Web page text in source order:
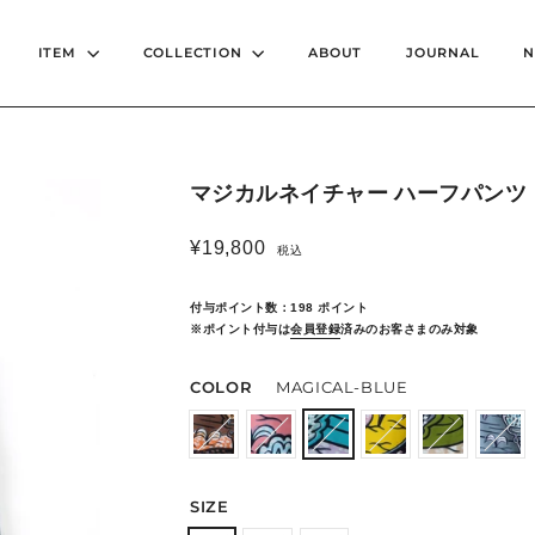
ITEM COLLECTION ABOUT JOURNAL
マジカルネイチャー ハーフパンツ
Regular
¥19,800 税込
付与ポイント数： 198 ポイント
※ポイント付与は会員登録済みのお客さまのみ対象
COLOR MAGICAL-BLUE
SIZE